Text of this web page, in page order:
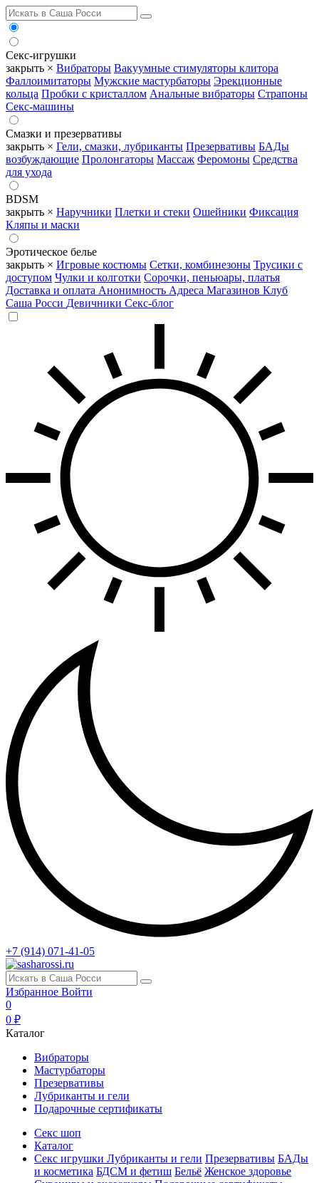
Секс-игрушки
закрыть × Вибраторы Вакуумные стимуляторы клитора
Фаллоимитаторы Мужские мастурбаторы Эрекционные
кольца Пробки с кристаллом Анальные вибраторы Страпоны
Секс-машины
Смазки и презервативы
закрыть × Гели, смазки, лубриканты Презервативы БАДы
возбуждающие Пролонгаторы Массаж Феромоны Средства
для ухода
BDSM
закрыть × Наручники Плетки и стеки Ошейники Фиксация
Кляпы и маски
Эротическое белье
закрыть × Игровые костюмы Сетки, комбинезоны Трусики с
доступом Чулки и колготки Сорочки, пеньюары, платья
Доставка и оплата Анонимность Адреса Магазинов Клуб
Саша Росси Девичники Секс-блог
+7 (914) 071-41-05
Избранное Войти
0
0 ₽
Каталог
Вибраторы
Мастурбаторы
Презервативы
Лубриканты и гели
Подарочные сертификаты
Секс шоп
Каталог
Секс игрушки Лубриканты и гели Презервативы БАДы
и косметика БДСМ и фетиш Бельё Женское здоровье